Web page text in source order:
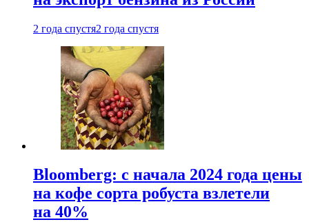
2 года спустя2 года спустя
Bloomberg: с начала 2024 года цены
на кофе сорта робуста взлетели
на 40%